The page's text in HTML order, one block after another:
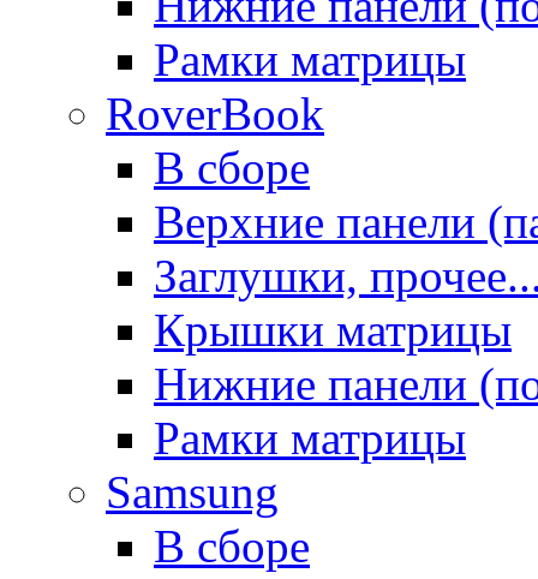
Рамки матрицы
RoverBook
В сборе
Верхние панели
Заглушки,
Крышки матрицы
Нижние панели
Рамки матрицы
Samsung
В сборе